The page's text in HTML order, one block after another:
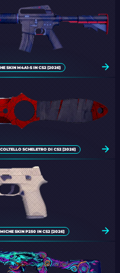
SKIN M4A1-S IN CS2 [2026]
SCHELETRO DI CS2 [2026]
SKIN P250 IN CS2 [2026]